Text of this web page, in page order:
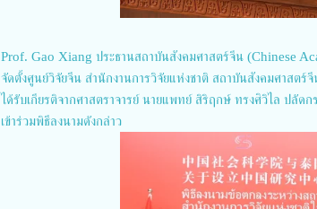
Prof. Gao Xiang ประธานสถาบันสังคมศาสตร์จีน (Chinese
จัดตั้งศูนย์วิจัยจีน สำนักงานการวิจัยแห่งชาติ สถาบันสังคมศาส
ได้รับเกียรติจากศาสตราจารย์ นายแพทย์ สิริฤกษ์ ทรงศิวิไล ปลัด
เข้าร่วมพิธีลงนามดังกล่าว